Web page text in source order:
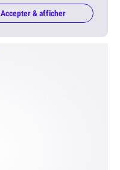
Accepter & afficher